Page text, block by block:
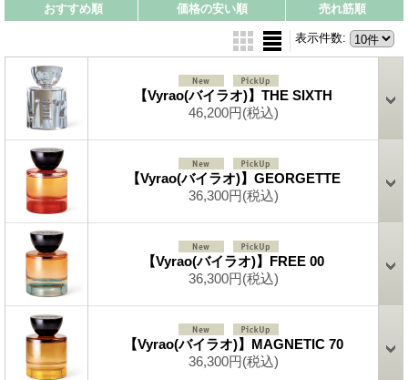
おすすめ順 価格の安い順 売れ筋順
表示件数:
【Vyrao(バイラオ)】THE SIXTH
46,200円(税込)
【Vyrao(バイラオ)】GEORGETTE
36,300円(税込)
【Vyrao(バイラオ)】FREE 00
36,300円(税込)
【Vyrao(バイラオ)】MAGNETIC 70
36,300円(税込)